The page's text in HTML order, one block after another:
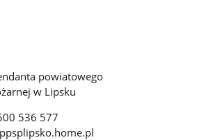
powiatowego
w Lipsku
536 577